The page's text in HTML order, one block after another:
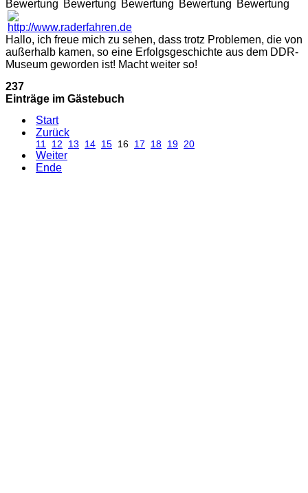
Hallo, ich freue mich zu sehen, dass trotz Problemen, die von
außerhalb kamen, so eine Erfolgsgeschichte aus dem DDR-
Museum geworden ist! Macht weiter so!
237
Einträge im Gästebuch
Start
Zurück
11 12 13 14 15 16 17 18 19 20
Weiter
Ende